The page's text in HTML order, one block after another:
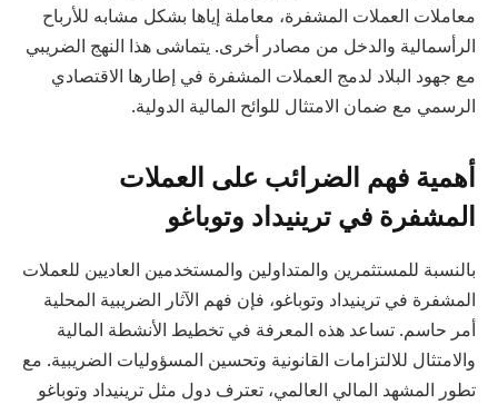
معاملات العملات المشفرة، معاملة إياها بشكل مشابه للأرباح
الرأسمالية والدخل من مصادر أخرى. يتماشى هذا النهج الضريبي
مع جهود البلاد لدمج العملات المشفرة في إطارها الاقتصادي
الرسمي مع ضمان الامتثال للوائح المالية الدولية.
أهمية فهم الضرائب على العملات
المشفرة في ترينيداد وتوباغو
بالنسبة للمستثمرين والمتداولين والمستخدمين العاديين للعملات
المشفرة في ترينيداد وتوباغو، فإن فهم الآثار الضريبية المحلية
أمر حاسم. تساعد هذه المعرفة في تخطيط الأنشطة المالية
والامتثال للالتزامات القانونية وتحسين المسؤوليات الضريبية. مع
تطور المشهد المالي العالمي، تعترف دول مثل ترينيداد وتوباغو